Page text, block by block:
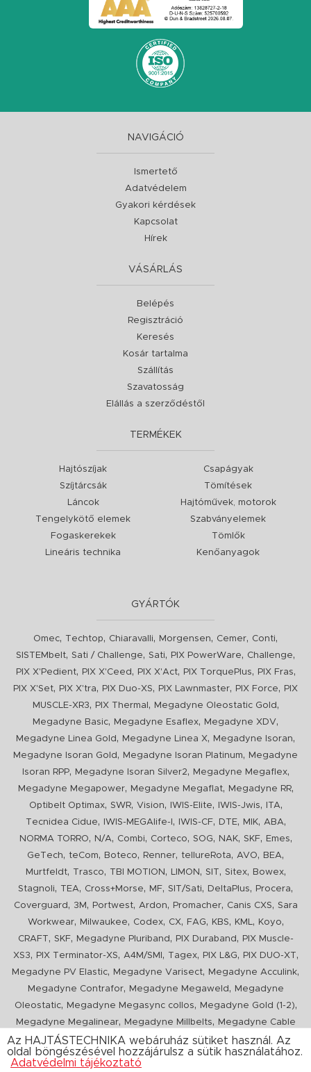
NAVIGÁCIÓ
Ismertető
Adatvédelem
Gyakori kérdések
Kapcsolat
Hírek
VÁSÁRLÁS
Belépés
Regisztráció
Keresés
Kosár tartalma
Szállítás
Szavatosság
Elállás a szerződéstől
TERMÉKEK
Hajtószíjak
Szíjtárcsák
Láncok
Tengelykötő elemek
Fogaskerekek
Lineáris technika
Csapágyak
Tömítések
Hajtóművek, motorok
Szabványelemek
Tömlők
Kenőanyagok
GYÁRTÓK
Omec, Techtop, Chiaravalli, Morgensen, Cemer, Conti,
SISTEMbelt, Sati / Challenge, Sati, PIX PowerWare, Challenge,
PIX X'Pedient, PIX X'Ceed , PIX X'Act, PIX TorquePlus, PIX Fras,
PIX X'Set, PIX X'tra, PIX Duo-XS, PIX Lawnmaster, PIX Force,
PIX
MUSCLE-XR3, PIX Thermal , Megadyne Oleostatic Gold ,
Megadyne Basic, Megadyne Esaflex, Megadyne XDV,
Megadyne Linea Gold , Megadyne Linea X, Megadyne Isoran,
Megadyne Isoran Gold , Megadyne Isoran Platinum,
Megadyne
Isoran RPP, Megadyne Isoran Silver2, Megadyne Megaflex,
Megadyne Megapower, Megadyne Megaflat, Megadyne RR,
Optibelt Optimax, SWR, Vision, IWIS-Elite, IWIS-Jwis, ITA,
Tecnidea Cidue, IWIS-MEGAlife-I , IWIS-CF, DTE, MIK, ABA,
NORMA TORRO, N/A, Combi, Corteco, SOG, NAK, SKF, Emes,
GeTech, teCom, Boteco, Renner, tellureRota, AVO, BEA,
Murtfeldt, Trasco, TBI MOTION , LIMON , SIT, Sitex, Bowex,
Stagnoli, TEA, Cross+Morse, MF, SIT/Sati, DeltaPlus, Procera,
Coverguard , 3M , Portwest, Ardon, Promacher, Canis CXS, Sara
Workwear, Milwaukee, Codex, CX, FAG, KBS, KML, Koyo,
CRAFT, SKF, Megadyne Pluriband , PIX Duraband ,
PIX Muscle-
XS3, PIX Terminator-XS, A4M/SMI , Tagex, PIX L&G, PIX DUO-XT,
Megadyne PV Elastic, Megadyne Varisect, Megadyne Acculink,
Megadyne Contrafor, Megadyne Megaweld ,
Megadyne
Oleostatic, Megadyne Megasync collos, Megadyne Gold (1-2),
Megadyne Megalinear, Megadyne Millbelts,
Megadyne Cable
Pull, PIX X'Ceed,Megadyne Pull Down, Optibelt VB,Mitsuboshi
ConCar,Megadyne Megarib ,PIX HARVESTER,Urgent
Az HAJTÁSTECHNIKA webáruház sütiket használ. Az
oldal böngészésével hozzájárulsz a sütik használatához.
Adatvédelmi tájékoztató